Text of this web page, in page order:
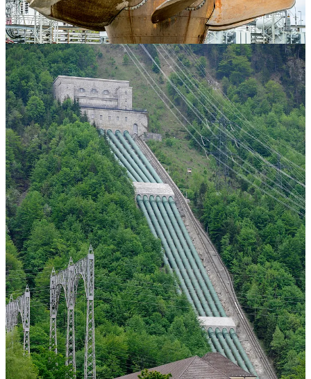
Turbine idroelettriche con l’occhio dell’addetto ai lavori →
Lunedì prossimo su Cultura 360.
Riconosci una centrale idroelettrica e indovina la turbina
osservando il paesaggio.No, non serve diventare ingegneri. Sì,
anche questa è cultura generale.
Immagina di stare ai piedi di una diga. L’aria vibra, l’acqua spinge.
Dietro un portone d’acciaio, una ruota che non hai mai visto
davvero, con diverse possibili geometrie. Come per le pale
dell’elica:non vedi formule, vedi scelte.